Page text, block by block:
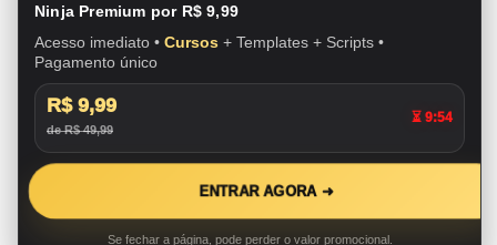
Ninja Premium por R$ 9,99
Acesso imediato • Cursos + Templates + Scripts •
Pagamento único
R$ 9,99
de R$ 49,99
⏳ 9:53
ENTRAR AGORA ➜
Se fechar a página, pode perder o valor promocional.